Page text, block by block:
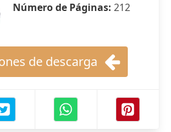
Número de Páginas: 212
de descarga